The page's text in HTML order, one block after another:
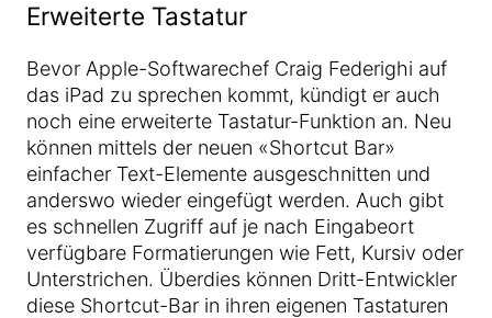
Erweiterte Tastatur
Bevor Apple-Softwarechef Craig Federighi auf
das iPad zu sprechen kommt, kündigt er auch
noch eine erweiterte Tastatur-Funktion an. Neu
können mittels der neuen «Shortcut Bar»
einfacher Text-Elemente ausgeschnitten und
anderswo wieder eingefügt werden. Auch gibt
es schnellen Zugriff auf je nach Eingabeort
verfügbare Formatierungen wie Fett, Kursiv oder
Unterstrichen. Überdies können Dritt-Entwickler
diese Shortcut-Bar in ihren eigenen Tastaturen